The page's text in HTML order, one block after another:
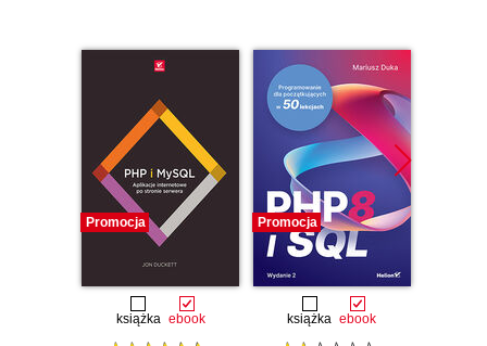
Promocja
książka ebook
Promocja
książka ebook